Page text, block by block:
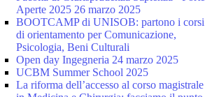
Aperte 2025 26 marzo 2025
BOOTCAMP di UNISOB: partono i corsi
di orientamento per Comunicazione,
Psicologia, Beni Culturali
Open day Ingegneria 24 marzo 2025
UCBM Summer School 2025
La riforma dell’accesso al corso magistrale